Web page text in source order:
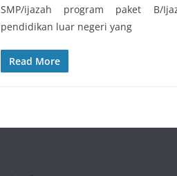
SMP/ijazah program paket B/
pendidikan luar negeri yang
Read More